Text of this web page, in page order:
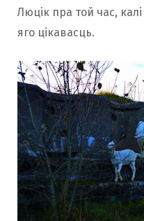
Люцік пра той час,
яго цікавасць.